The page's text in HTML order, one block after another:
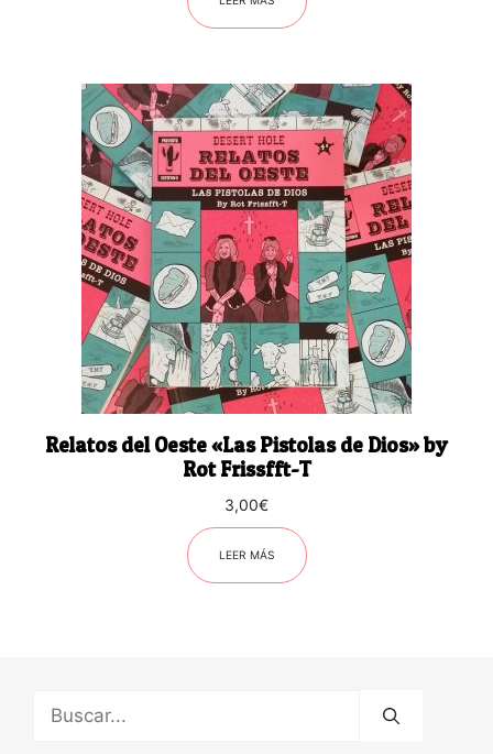
Relatos del Oeste «Las Pistolas de Dios» by
Rot Frissfft-T
3,00€
LEER MÁS
Buscar: